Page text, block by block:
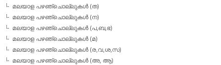
മലയാള പഴഞ്ചൊല്ലുകള്‍ (ത)
മലയാള പഴഞ്ചൊല്ലുകള്‍ (ന)
മലയാള പഴഞ്ചൊല്ലുകള്‍ (പ,ബ,ഭ)
മലയാള പഴഞ്ചൊല്ലുകള്‍ (മ)
മലയാള പഴഞ്ചൊല്ലുകള്‍ (ര,വ,ശ,സ)
മലയാള പഴഞ്ചൊല്ലുകൾ (അ, ആ)